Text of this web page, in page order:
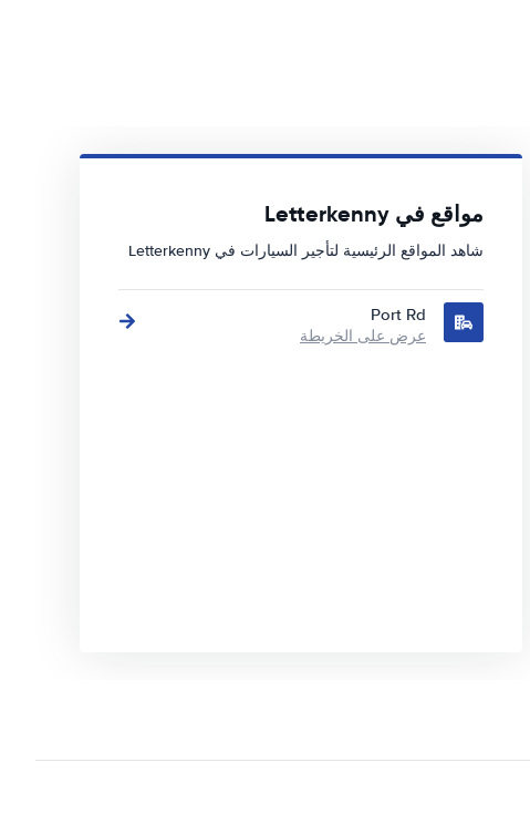
مواقع في Letterkenny
شاهد المواقع الرئيسية لتأجير السيارات في Letterkenny
Port Rd
عرض على الخريطة